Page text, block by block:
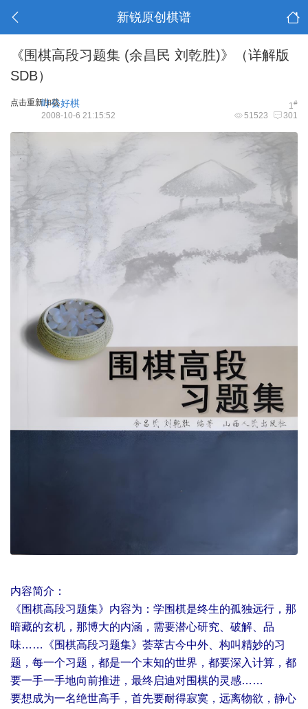
新锐原创棋谱
《围棋高段习题集 (余昌民 刘乾胜)》（详解版
SDB）
点击重新加载 1#
叶公好棋
51523 301
2008-10-6 21:15:52
内容简介：
《围棋高段习题集》内容为：学围棋是终生的孤独远行，那
暗藏的玄机，那博大的内涵，需要潜心研究、破解、品
味……《围棋高段习题集》荟萃古今中外、构叫精妙的习
题，每一个习题，都是一个末知的世界，都要深入计算，都
要一手一手地向前推进，最终启迪对围棋的灵感……
要想成为一名绝世高手，首先要耐得寂寞，远离物欲，静心